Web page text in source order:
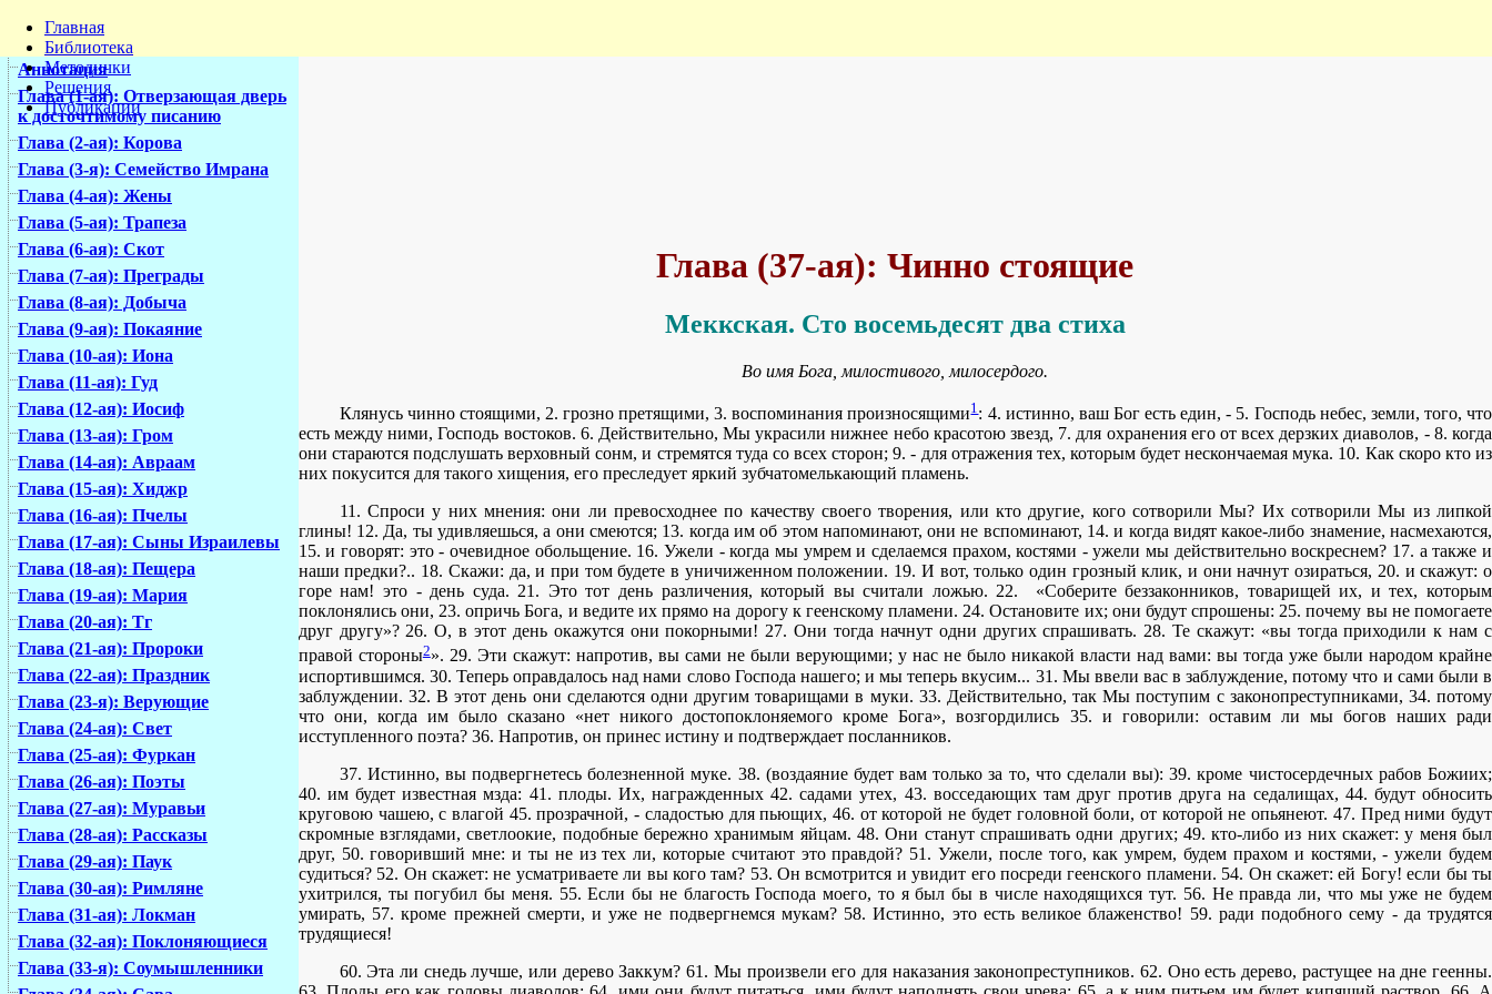
Главная
Библиотека
Методички
Решения
Публикации
Аннотация
Глава (1-ая): Отверзающая дверь
к досточтимому писанию
Глава (2-ая): Корова
Глава (3-я): Семейство Имрана
Глава (4-ая): Жены
Глава (5-ая): Трапеза
Глава (6-ая): Скот
Глава (7-ая): Преграды
Глава (8-ая): Добыча
Глава (9-ая): Покаяние
Глава (10-ая): Иона
Глава (11-ая): Гуд
Глава (12-ая): Иосиф
Глава (13-ая): Гром
Глава (14-ая): Авраам
Глава (15-ая): Хиджр
Глава (16-ая): Пчелы
Глава (17-ая): Сыны Израилевы
Глава (18-ая): Пещера
Глава (19-ая): Мария
Глава (20-ая): Тг
Глава (21-ая): Пророки
Глава (22-ая): Праздник
Глава (23-я): Верующие
Глава (24-ая): Свет
Глава (25-ая): Фуркан
Глава (26-ая): Поэты
Глава (27-ая): Муравьи
Глава (28-ая): Рассказы
Глава (29-ая): Паук
Глава (30-ая): Римляне
Глава (31-ая): Локман
Глава (32-ая): Поклоняющиеся
Глава (33-я): Соумышленники
Глава (37-ая): Чинно стоящие
Меккская. Сто восемьдесят два стиха
Во имя Бога, милостивого, милосердого.
Клянусь чинно стоящими, 2. грозно претящими, 3. воспоминания произносящими1 : 4. истинно, ваш Бог есть един, - 5. Господь небес, земли, того, что
есть между ними, Господь востоков. 6. Действительно, Мы украсили нижнее небо красотою звезд, 7. для охранения его от всех дерзких диаволов, - 8. когда
они стараются подслушать верховный сонм, и стремятся туда со всех сторон; 9. - для отражения тех, которым будет нескончаемая мука. 10. Как скоро кто из
них покусится для такого хищения, его преследует яркий зубчатомелькающий пламень.
11. Спроси у них мнения: они ли превосходнее по качеству своего творения, или кто другие, кого сотворили Мы? Их сотворили Мы из липкой
глины! 12. Да, ты удивляешься, а они смеются; 13. когда им об этом напоминают, они не вспоминают, 14. и когда видят какое-либо знамение, насмехаются,
15. и говорят: это - очевидное обольщение. 16. Ужели - когда мы умрем и сделаемся прахом, костями - ужели мы действительно воскреснем? 17. а также и
наши предки?.. 18. Скажи: да, и при том будете в уничиженном положении. 19. И вот, только один грозный клик, и они начнут озираться, 20. и скажут: о
горе нам! это - день суда. 21. Это тот день различения, который вы считали ложью. 22. «Соберите беззаконников, товарищей их, и тех, которым
поклонялись они, 23. опричь Бога, и ведите их прямо на дорогу к геенскому пламени. 24. Остановите их; они будут спрошены: 25. почему вы не помогаете
друг другу»? 26. О, в этот день окажутся они покорными! 27. Они тогда начнут одни других спрашивать. 28. Те скажут: «вы тогда приходили к нам с
правой стороны2». 29. Эти скажут: напротив, вы сами не были верующими; у нас не было никакой власти над вами: вы тогда уже были народом крайне
испортившимся. 30. Теперь оправдалось над нами слово Господа нашего; и мы теперь вкусим... 31. Мы ввели вас в заблуждение, потому что и сами были в
заблуждении. 32. В этот день они сделаются одни другим товарищами в муки. 33. Действительно, так Мы поступим с законопреступниками, 34. потому
что они, когда им было сказано «нет никого достопоклоняемого кроме Бога», возгордились 35. и говорили: оставим ли мы богов наших ради
исступленного поэта? 36. Напротив, он принес истину и подтверждает посланников.
37. Истинно, вы подвергнетесь болезненной муке. 38. (воздаяние будет вам только за то, что сделали вы): 39. кроме чистосердечных рабов Божиих;
40. им будет известная мзда: 41. плоды. Их, награжденных 42. садами утех, 43. восседающих там друг против друга на седалищах, 44. будут обносить
круговою чашею, с влагой 45. прозрачной, - сладостью для пьющих, 46. от которой не будет головной боли, от которой не опьянеют. 47. Пред ними будут
скромные взглядами, светлоокие, подобные бережно хранимым яйцам. 48. Они станут спрашивать одни других; 49. кто-либо из них скажет: у меня был
друг, 50. говоривший мне: и ты не из тех ли, которые считают это правдой? 51. Ужели, после того, как умрем, будем прахом и костями, - ужели будем
судиться? 52. Он скажет: не усматриваете ли вы кого там? 53. Он всмотрится и увидит его посреди геенского пламени. 54. Он скажет: ей Богу! если бы ты
ухитрился, ты погубил бы меня. 55. Если бы не благость Господа моего, то я был бы в числе находящихся тут. 56. Не правда ли, что мы уже не будем
умирать, 57. кроме прежней смерти, и уже не подвергнемся мукам? 58. Истинно, это есть великое блаженство! 59. ради подобного сему - да трудятся
трудящиеся!
60. Эта ли снедь лучше, или дерево Заккум? 61. Мы произвели его для наказания законопреступников. 62. Оно есть дерево, растущее на дне геенны.